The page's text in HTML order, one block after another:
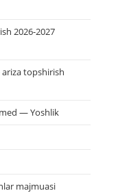
2026-2027
topshirish
— Yoshlik
majmuasi